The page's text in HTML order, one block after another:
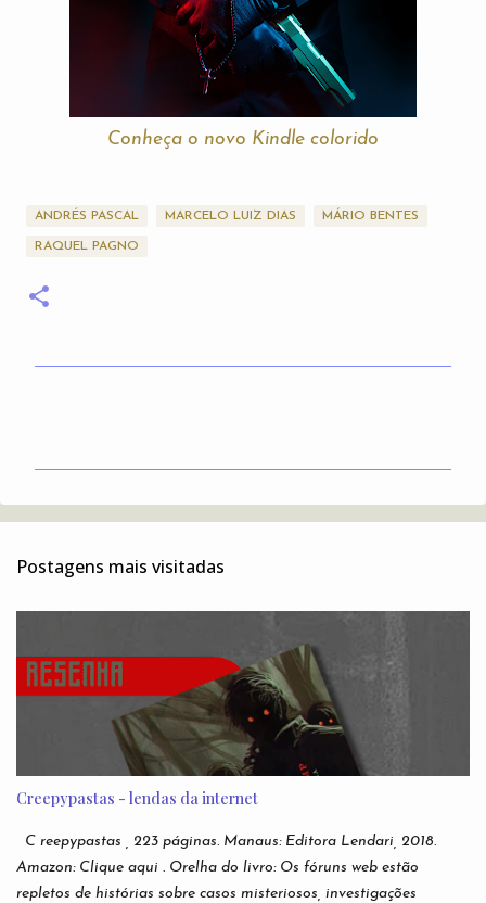
Conheça o novo Kindle colorido
ANDRÉS PASCAL MARCELO LUIZ DIAS MÁRIO BENTES
RAQUEL PAGNO
n
r
o
Postagens mais visitadas
Creepypastas - lendas da internet
C reepypastas , 223 páginas. Manaus: Editora Lendari, 2018.
Amazon: Clique aqui . Orelha do livro: Os fóruns web estão
repletos de histórias sobre casos misteriosos, investigações